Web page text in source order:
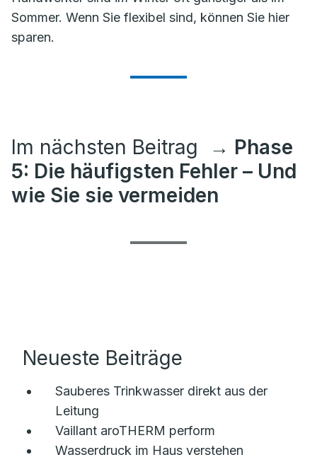
Sommer. Wenn Sie flexibel sind, können Sie hier
sparen.
Im nächsten Beitrag
→ Phase
5: Die häufigsten Fehler – Und
wie Sie sie vermeiden
Neueste Beiträge
Sauberes Trinkwasser direkt aus der
Leitung
Vaillant aroTHERM perform
Wasserdruck im Haus verstehen